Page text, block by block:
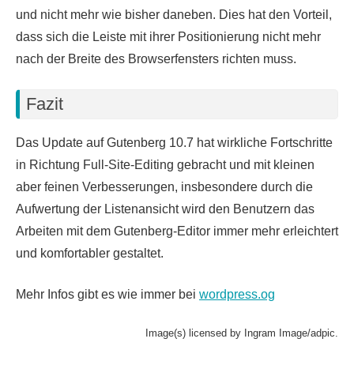
und nicht mehr wie bisher daneben. Dies hat den Vorteil,
dass sich die Leiste mit ihrer Positionierung nicht mehr
nach der Breite des Browserfensters richten muss.
Fazit
Das Update auf Gutenberg 10.7 hat wirkliche Fortschritte
in Richtung Full-Site-Editing gebracht und mit kleinen
aber feinen Verbesserungen, insbesondere durch die
Aufwertung der Listenansicht wird den Benutzern das
Arbeiten mit dem Gutenberg-Editor immer mehr erleichtert
und komfortabler gestaltet.
Mehr Infos gibt es wie immer bei wordpress.og
Image(s) licensed by Ingram Image/adpic.